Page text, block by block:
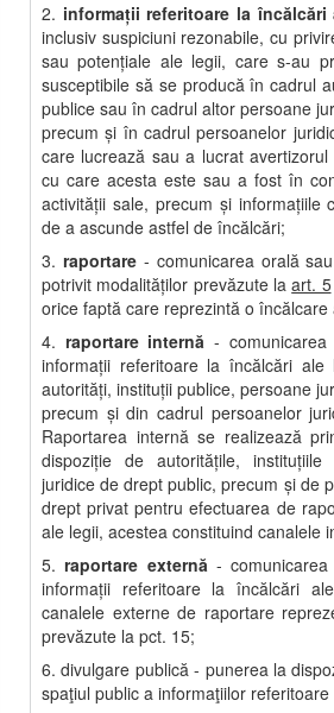
2. informaţii referitoare la încălcări
inclusiv suspiciuni rezonabile, cu
sau potenţiale ale legii, care s-au
susceptibile să se producă în cadrul
publice sau în cadrul altor persoane
precum şi în cadrul persoanelor
care lucrează sau a lucrat
cu care acesta este sau a fost în
activităţii sale, precum şi informaţiile
de a ascunde astfel de încălcări;
3. raportare- comunicarea orală
potrivit modalităţilor prevăzute laart. 5
orice faptă care reprezintă o încălcare
4. raportare internă -
informaţii referitoare la încălcări
autorităţi, instituţii publice, persoane
precum şi din cadrul persoanelor
Raportarea internă se realizează
dispoziţie de autorităţile, instituţiile
juridice de drept public, precum şi de
drept privat pentru efectuarea de
ale legii, acestea constituind canalele
5.raportare externă- comunicarea
informaţii referitoare la încălcări
canalele externe de raportare
prevăzute la pct. 15;
6. divulgare publică - punerea la
spaţiul public a informaţiilor